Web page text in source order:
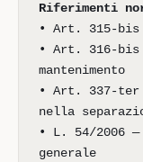
Riferimenti
• Art. 315-
• Art. 316-
mantenimento
• Art. 337-
nella
• L. 54/2006
generale